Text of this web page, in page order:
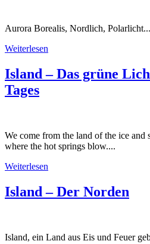
Aurora Borealis, Nordlich, Polarlicht...
Weiterlesen
Island – Das grüne
Tages
We come from the land of the ice
where the hot springs blow....
Weiterlesen
Island – Der Norden
Island, ein Land aus Eis und Feuer